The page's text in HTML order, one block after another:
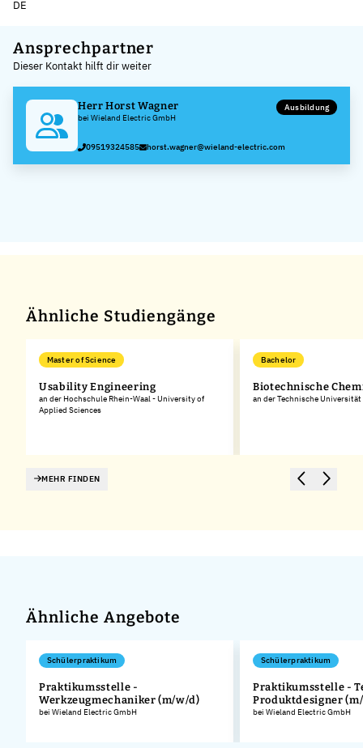
DE
+
−
Ansprechpartner
Dieser Kontakt hilft dir weiter
Herr Horst Wagner
bei Wieland Electric GmbH
Ausbildung
09519324585 horst.wagner@wieland-electric.com
Ähnliche Studiengänge
Master of Science
Usability Engineering
an der Hochschule Rhein-Waal - University of
Applied Sciences
Bachelor
Biotechnische
an der Technische
MEHR FINDEN
Ähnliche Angebote
Schülerpraktikum
Praktikumsstelle -
Werkzeugmechaniker (m/w/d)
bei Wieland Electric GmbH
Schülerpraktikum
Praktikumsstelle -
Produktdesigner
bei Wieland Electric GmbH